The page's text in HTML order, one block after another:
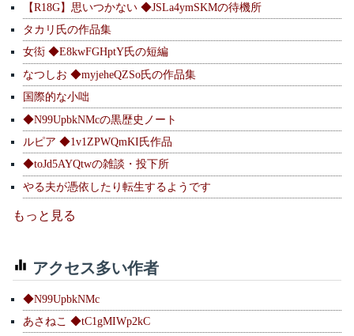
【R18G】思いつかない ◆JSLa4ymSKMの待機所
タカリ氏の作品集
女衒 ◆E8kwFGHptY氏の短編
なつしお ◆myjeheQZSo氏の作品集
国際的な小咄
◆N99UpbkNMcの黒歴史ノート
ルピア ◆1v1ZPWQmKI氏作品
◆toJd5AYQtwの雑談・投下所
やる夫が憑依したり転生するようです
もっと見る
アクセス多い作者
◆N99UpbkNMc
あさねこ ◆tC1gMIWp2kC